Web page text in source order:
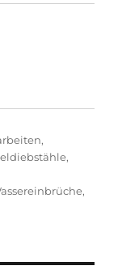
,
,
,